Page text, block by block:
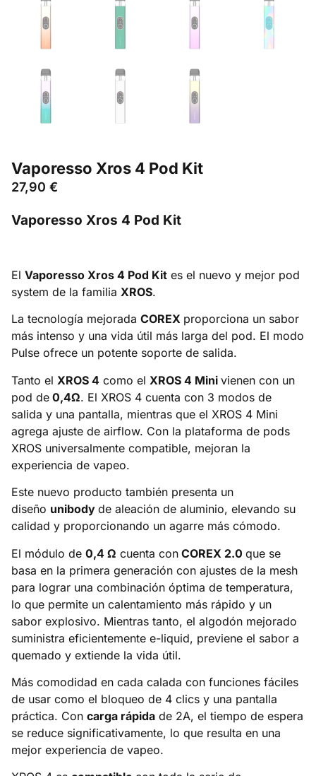
Vaporesso Xros 4 Pod Kit
27,90 €
Vaporesso Xros 4 Pod Kit
El Vaporesso Xros 4 Pod Kit es el nuevo y mejor pod
system de la familia XROS.
La tecnología mejorada COREX proporciona un sabor
más intenso y una vida útil más larga del pod. El modo
Pulse ofrece un potente soporte de salida.
Tanto el XROS 4 como el XROS 4 Mini vienen con un
pod de 0,4Ω. El XROS 4 cuenta con 3 modos de
salida y una pantalla, mientras que el XROS 4 Mini
agrega ajuste de airflow. Con la plataforma de pods
XROS universalmente compatible, mejoran la
experiencia de vapeo.
Este nuevo producto también presenta un
diseño unibody de aleación de aluminio, elevando su
calidad y proporcionando un agarre más cómodo.
El módulo de 0,4 Ω cuenta con COREX 2.0 que se
basa en la primera generación con ajustes de la mesh
para lograr una combinación óptima de temperatura,
lo que permite un calentamiento más rápido y un
sabor explosivo. Mientras tanto, el algodón mejorado
suministra eficientemente e-liquid, previene el sabor a
quemado y extiende la vida útil.
Más comodidad en cada calada con funciones fáciles
de usar como el bloqueo de 4 clics y una pantalla
práctica. Con carga rápida de 2A, el tiempo de espera
se reduce significativamente, lo que resulta en una
mejor experiencia de vapeo.